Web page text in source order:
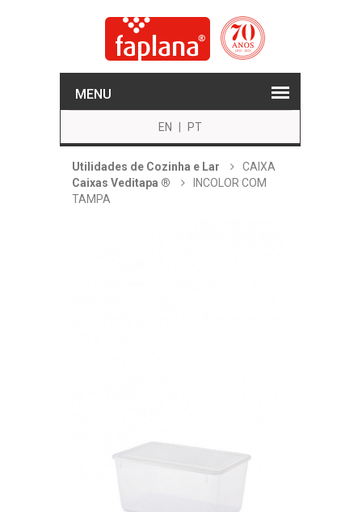
MENU
EN PT
Utilidades de Cozinha e Lar
Caixas Veditapa ®
CAIXA
INCOLOR COM
TAMPA